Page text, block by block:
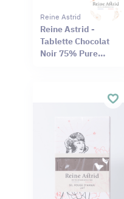
Reine Astrid
Reine Astrid -
Tablette Chocolat
Noir 75% Pure